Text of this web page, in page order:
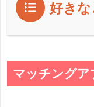
好き
マッチングア